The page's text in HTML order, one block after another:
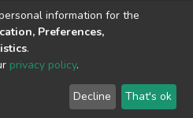
© 2009-2026
End User
Agreement
Send
Feedback
information for the
Preferences,
.
privacy policy.
Decline That's ok